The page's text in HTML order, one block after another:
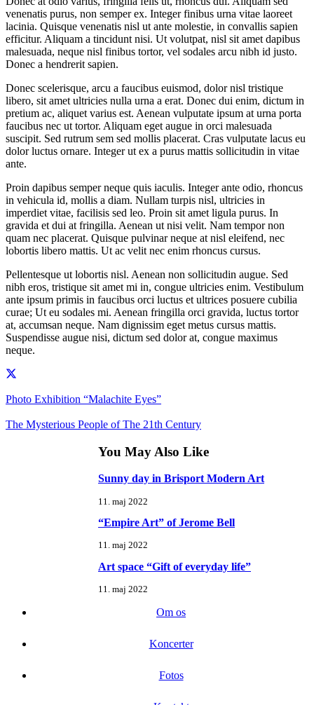
venenatis purus, non semper ex. Integer finibus urna vitae laoreet
lacinia. Quisque venenatis nisl ut ante molestie, in convallis sapien
efficitur. Aliquam a tincidunt nisi. Ut volutpat, nisl sit amet dapibus
malesuada, neque nisl finibus tortor, vel sodales arcu nibh id justo.
Donec a hendrerit sapien.
Donec scelerisque, arcu a faucibus euismod, dolor nisl tristique
libero, sit amet ultricies nulla urna a erat. Donec dui enim, dictum in
pretium ac, aliquet varius est. Aenean vulputate ipsum at urna porta
faucibus nec ut tortor. Aliquam eget augue in orci malesuada
suscipit. Sed rutrum sem sed mollis placerat. Cras vulputate lacus eu
dolor luctus ornare. Integer ut ex a purus mattis sollicitudin in vitae
ante.
Proin dapibus semper neque quis iaculis. Integer ante odio, rhoncus
in vehicula id, mollis a diam. Nullam turpis nisl, ultricies in
imperdiet vitae, facilisis sed leo. Proin sit amet ligula purus. In
gravida et dui at fringilla. Aenean ut nisi velit. Nam tempor non
quam nec placerat. Quisque pulvinar neque at nisl eleifend, nec
lobortis libero mattis. Ut ac velit nec enim rhoncus cursus.
Pellentesque ut lobortis nisl. Aenean non sollicitudin augue. Sed
nibh eros, tristique sit amet mi in, congue ultricies enim. Vestibulum
ante ipsum primis in faucibus orci luctus et ultrices posuere cubilia
curae; Ut eu sodales mi. Aenean fringilla orci gravida, luctus tortor
at, accumsan neque. Nam dignissim eget metus cursus mattis.
Suspendisse augue nisi, dictum sed dolor at, congue maximus
neque.
Photo Exhibition “Malachite Eyes”
The Mysterious People of The 21th Century
You May Also Like
Sunny day in Brisport Modern Art
11. maj 2022
“Empire Art” of Jerome Bell
11. maj 2022
Art space “Gift of everyday life”
11. maj 2022
Om os
Koncerter
Fotos